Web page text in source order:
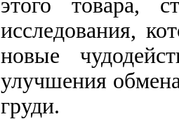
этого товара,
исследования,
новые
улучшения
груди.